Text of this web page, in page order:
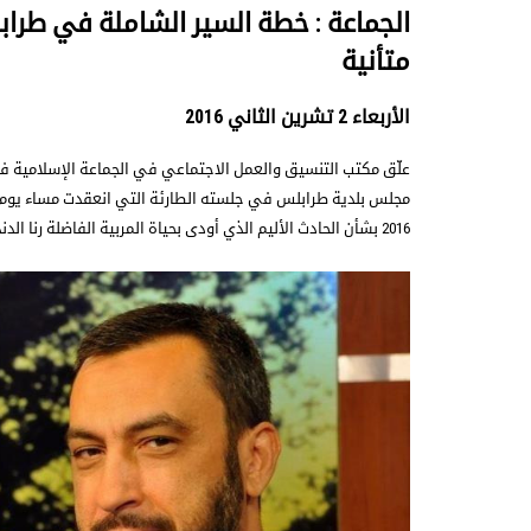
الجماعة : خطة السير الشاملة في
متأنية
الأربعاء 2 تشرين الثاني 2016
علّق مكتب التنسيق والعمل الاجتماعي في الجماعة الإسلامية
2016 بشأن الحادث الأليم الذي أودى بحياة المربية الفاضلة رنا الدندشي رحمه